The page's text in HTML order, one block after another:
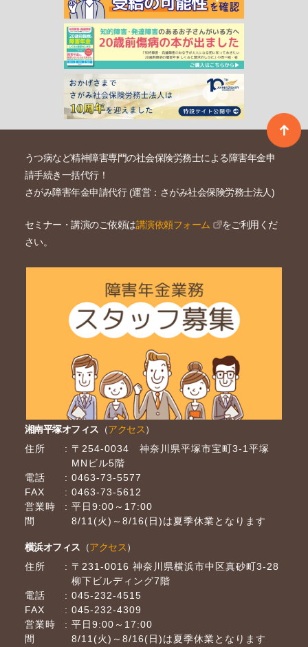
うつ病など精神障害専門の社会保険労務士による障害年金申
請手続き一括代行！
さがみ障害年金申請代行 (運営：さがみ社会保険労務士法人)
セミナー・講演のご依頼は講演依頼フォーム
をご利用くだ
さい。
湘南平塚オフィス （アクセス）
住所
〒254-0034 神奈川県平塚市宝町3-1平塚
MNビル5階
電話
0463-73-5577
FAX
0463-73-5612
営業時
間
平日9:00～17:00
8/11(火)～8/16(日)は夏季休業となります
横浜オフィス （アクセス）
住所
〒231-0016 神奈川県横浜市中区真砂町3-28
柳下ビルディング7階
電話
045-232-4515
FAX
045-232-4309
営業時
間
平日9:00～17:00
8/11(火)～8/16(日)は夏季休業となります